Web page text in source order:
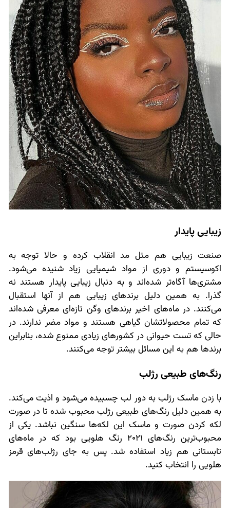
زیبایی پایدار
صنعت زیبایی هم مثل مد انقلاب کرده و حالا توجه به
اکوسیستم و دوری از مواد شیمیایی زیاد شنیده می‌شود.
مشتری‌ها آگاه‌تر شده‌اند و به دنبال زیبایی پایدار هستند نه
گذرا. به همین دلیل برندهای زیبایی هم از آنها استقبال
می‌کنند. در ماه‌های اخیر برندهای وگن تازه‌ای معرفی شده‌اند
که تمام محصولاتشان گیاهی هستند و مواد مضر ندارند. در
حالی که تست حیوانی در کشورهای زیادی ممنوع شده، بنابراین
برندها هم به این مسائل بیشتر توجه می‌کنند.
رنگ‌های طبیعی رژلب
با زدن ماسک رژلب به دور لب چسبیده می‌شود و اذیت می‌کند.
به همین دلیل رنگ‌های طبیعی رژلب محبوب شده تا در صورت
لکه کردن صورت و ماسک این لکه‌ها سنگین نباشد. یکی از
محبوب‌ترین رنگ‌های 2021 رنگ هلویی بود که در ماه‌های
تابستانی هم زیاد استفاده شد. پس به جای رژلب‌های قرمز
هلویی را انتخاب کنید.